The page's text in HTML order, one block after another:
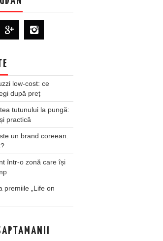
low-cost: ce
după preț
tutunului la pungă:
practică
un brand coreean.
într-o zonă care își
premiile „Life on